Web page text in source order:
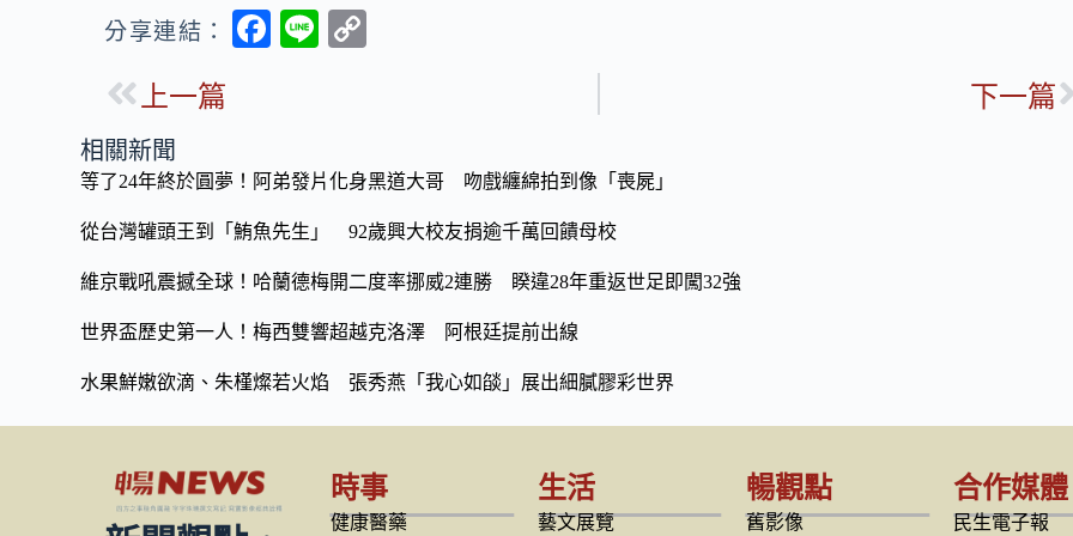
分享連結：
F
o
o
Li
Li
n
上一篇 下一篇
相關新聞
等了24年終於圓夢！阿弟發片化身黑道大哥 吻戲纏綿拍到像「喪屍」
從台灣罐頭王到「鮪魚先生」 92歲興大校友捐逾千萬回饋母校
維京戰吼震撼全球！哈蘭德梅開二度率挪威2連勝 睽違28年重返世足即闖32強
世界盃歷史第一人！梅西雙響超越克洛澤 阿根廷提前出線
水果鮮嫩欲滴、朱槿燦若火焰 張秀燕「我心如燄」展出細膩膠彩世界
時事
健康醫藥
生活
藝文展覽
暢觀點
舊影像
合作媒體
民生電子報